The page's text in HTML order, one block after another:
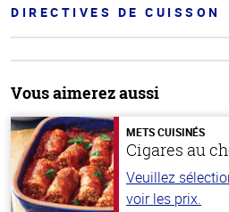
DIRECTIVES DE CUISSON
Vous aimerez aussi
METS CUISINÉS
Cigares au
Veuillez
voir les prix.